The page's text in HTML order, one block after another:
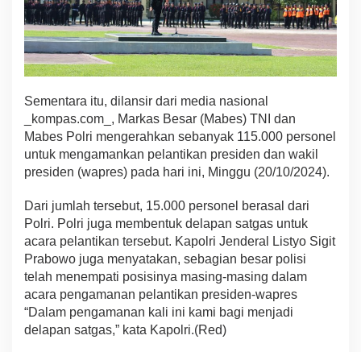
Sementara itu, dilansir dari media nasional
_kompas.com_, Markas Besar (Mabes) TNI dan
Mabes Polri mengerahkan sebanyak 115.000 personel
untuk mengamankan pelantikan presiden dan wakil
presiden (wapres) pada hari ini, Minggu (20/10/2024).
Dari jumlah tersebut, 15.000 personel berasal dari
Polri. Polri juga membentuk delapan satgas untuk
acara pelantikan tersebut. Kapolri Jenderal Listyo Sigit
Prabowo juga menyatakan, sebagian besar polisi
telah menempati posisinya masing-masing dalam
acara pengamanan pelantikan presiden-wapres
“Dalam pengamanan kali ini kami bagi menjadi
delapan satgas,” kata Kapolri.(Red)